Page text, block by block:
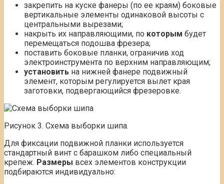
закрепить на куске фанеры (по ее краям) боковые
вертикальные элементы одинаковой высоты с
центральными вырезами;
накрыть их направляющими, по которым будет
перемещаться подошва фрезера;
поставить боковые планки, ограничив ход
электроинструмента по верхним направляющим;
установить на нижней фанере подвижный
элемент, которым регулируется вылет края
заготовки, подвергающийся фрезеровке.
Рисунок 3. Схема выборки шипа.
Для фиксации подвижной планки используется
стандартный винт с барашком либо специальный
крепеж. Размеры всех элементов конструкции
подбираются индивидуально: